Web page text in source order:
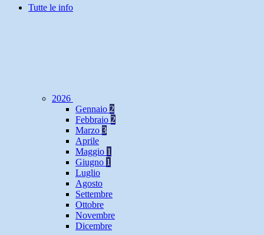
Tutte le info
2026
Gennaio 2
Febbraio 2
Marzo 3
Aprile
Maggio 1
Giugno 1
Luglio
Agosto
Settembre
Ottobre
Novembre
Dicembre